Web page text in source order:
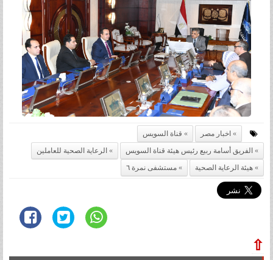
اخبار مصر
قناة السويس
الفريق أسامة ربيع رئيس هيئة قناة السويس
الرعاية الصحية للعاملين
هيئة الرعاية الصحية
مستشفى نمرة ٦
⇧